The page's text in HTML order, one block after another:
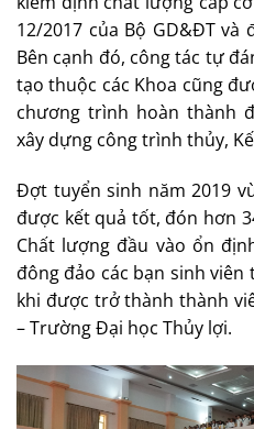
12/2017 của Bộ GD&ĐT và
Bên cạnh đó, công tác tự
tạo thuộc các Khoa cũng
chương trình hoàn thành
xây dựng công trình thủy,
Đợt tuyển sinh năm 2019
được kết quả tốt, đón hơn
Chất lượng đầu vào ổn
đông đảo các bạn sinh
khi được trở thành thành
– Trường Đại học Thủy lợi.